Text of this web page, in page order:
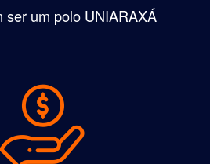
ser um polo UNIARAXÁ